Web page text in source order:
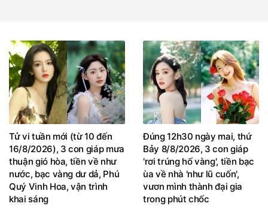
Tử vi tuần mới (từ 10 đến
16/8/2026), 3 con giáp mưa
thuận gió hòa, tiền về như
nước, bạc vàng dư dả, Phú
Quý Vinh Hoa, vận trình
khai sáng
Đúng 12h30 ngày mai, thứ
Bảy 8/8/2026, 3 con giáp
'rơi trúng hố vàng', tiền bạc
ùa về nhà 'như lũ cuốn',
vươn mình thành đại gia
trong phút chốc